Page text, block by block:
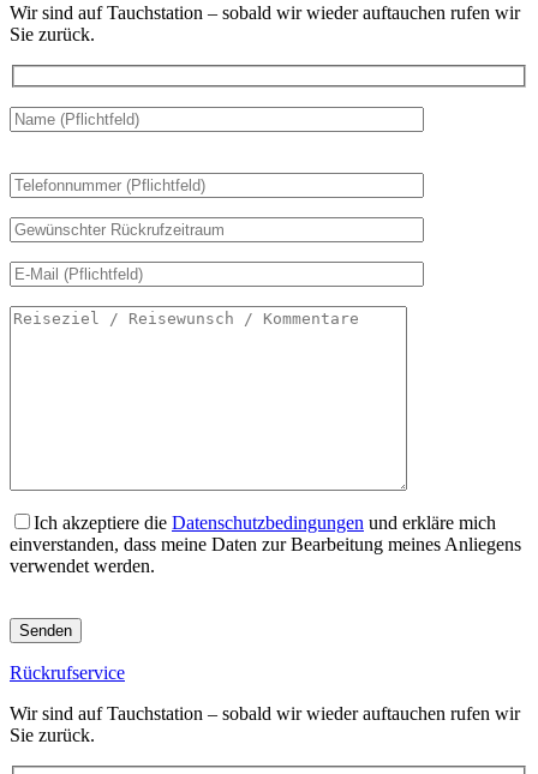
Wir sind auf Tauchstation – sobald wir wieder auftauchen rufen wir
Sie zurück.
lasse
Feld
Ich akzeptiere die Datenschutzbedingungen und erkläre mich
einverstanden, dass meine Daten zur Bearbeitung meines Anliegens
verwendet werden.
lasse
Feld
Rückrufservice
Wir sind auf Tauchstation – sobald wir wieder auftauchen rufen wir
Sie zurück.